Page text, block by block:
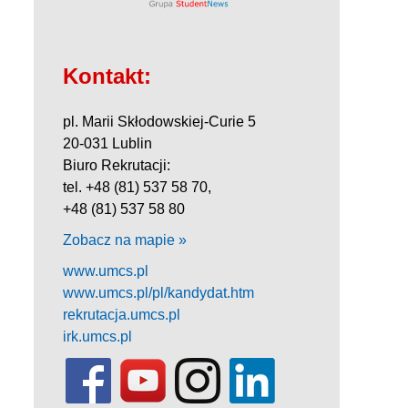
Kontakt:
pl. Marii Skłodowskiej-Curie 5
20-031 Lublin
Biuro Rekrutacji:
tel. +48 (81) 537 58 70,
+48 (81) 537 58 80
Zobacz na mapie »
www.umcs.pl
www.umcs.pl/pl/kandydat.htm
rekrutacja.umcs.pl
irk.umcs.pl